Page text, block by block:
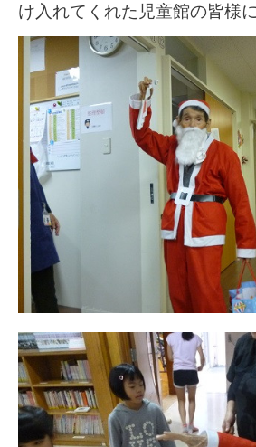
け入れてくれた児童館の皆様